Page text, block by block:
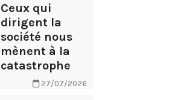
Ceux qui
dirigent la
société nous
mènent à la
catastrophe
27/07/2026